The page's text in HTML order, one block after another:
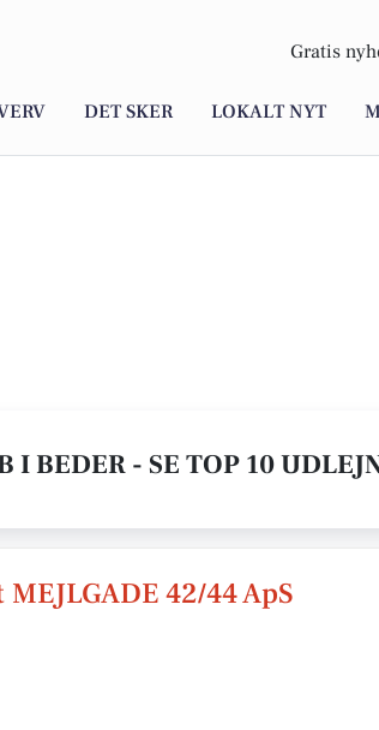
Gratis
DET SKER LOKALT NYT
I BEDER - SE TOP 10
42/44 ApS